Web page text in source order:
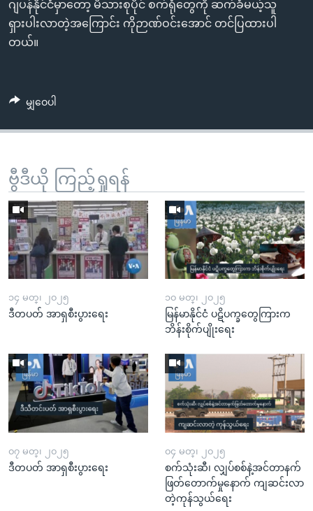
နေရာ
သို့
ကျော်
ဂျပန်နိုင်ငံမှာတော့ မိသားစုပိုင် စက်ရုံတွေကို ဆက်ခံမယ့်သူ
ရှားပါးလာတဲ့အကြောင်း ကိုဉာဏ်ဝင်းအောင် တင်ပြထားပါ
တယ်။
မျှဝေပါ
ဗွီဒီယို ကြည့်ရှုရန်
၁၄ မတ္၊ ၂၀၂၅
ဒီတပတ် အာရှစီးပွားရေး
၁၀ မတ္၊ ၂၀၂၅
မြန်မာနိုင်ငံ ပဋိပက္ခတွေကြားက
ဘိန်းစိုက်ပျိုးရေး
၀၇ မတ္၊ ၂၀၂၅
ဒီတပတ် အာရှစီးပွားရေး
၀၄ မတ္၊ ၂၀၂၅
စက်သုံးဆီ၊ လျှပ်စစ်နဲ့အင်တာနက်
ဖြတ်တောက်မှုနောက် ကျဆင်းလာ
တဲ့ကုန်သွယ်ရေး​​​​​​​